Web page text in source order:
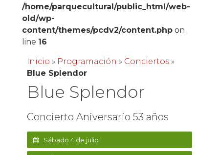
/home/parquecultural/public_html/web-
old/wp-
content/themes/pcdv2/content.phpon
line 16
Inicio » Programación » Conciertos»
Blue Splendor
Blue Splendor
Concierto Aniversario 53 años
Sábado 4 de julio